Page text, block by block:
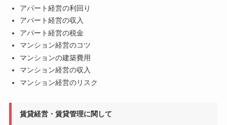
アパート経営の利回り
アパート経営の収入
アパート経営の税金
マンション経営のコツ
マンションの建築費用
マンション経営の収入
マンション経営のリスク
賃貸経営・賃貸管理に関して